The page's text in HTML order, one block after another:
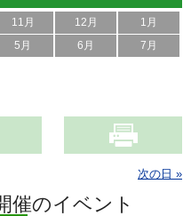
11月 12月
1月
5月 6月 7月
次の日 »
催のイベント